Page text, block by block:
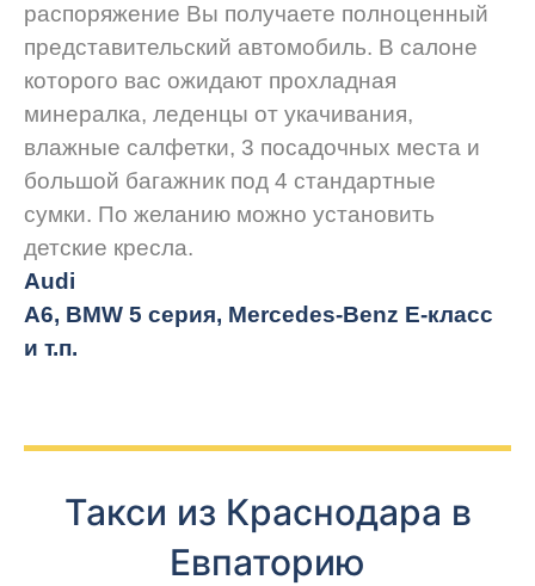
распоряжение Вы получаете полноценный
представительский автомобиль. В салоне
которого вас ожидают прохладная
минералка, леденцы от укачивания,
влажные салфетки, 3 посадочных места и
большой багажник под 4 стандартные
сумки. По желанию можно установить
детские кресла.
Audi
A6, BMW 5 серия, Mercedes-Benz E-класс
и т.п.
Такси из Краснодара в
Евпаторию